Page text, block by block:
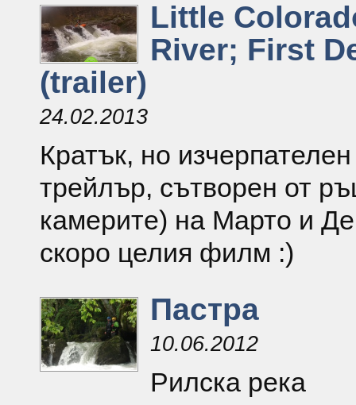
Little
River; First
(trailer)
24.02.2013
Кратък, но
трейлър, сътворен от
камерите) на Марто и
скоро целия филм :)
Пастра
10.06.2012
Рилска река